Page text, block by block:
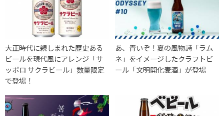
大正時代に親しまれた歴史ある
ビールを現代風にアレンジ「サ
ッポロ サクラビール」数量限定
で登場！
あ、青いぞ！夏の風物詩「ラム
ネ」をイメージしたクラフトビ
ール「文明開化麦酒」が登場